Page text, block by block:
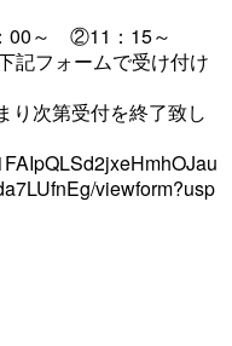
00～ ②11：15～
記フォームで受け付け
り次第受付を終了致し
viewform?usp